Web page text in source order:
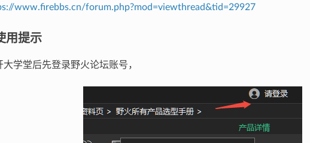
www.firebbs.cn/forum.php?mod=viewthread&tid=29927
用提示
大学堂后先登录野火论坛账号，